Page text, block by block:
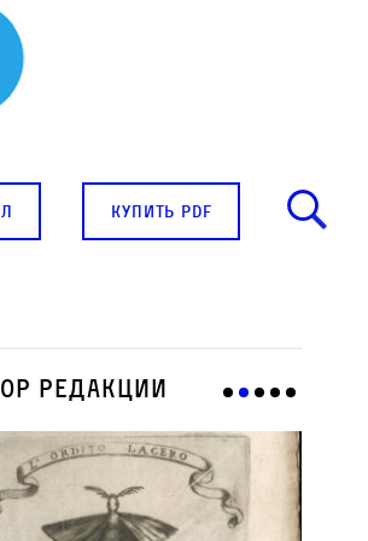
купить pdf
редакции